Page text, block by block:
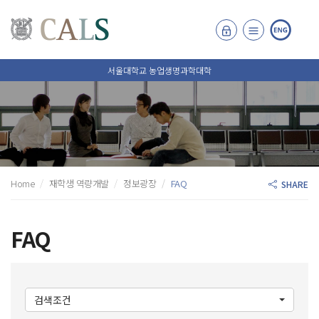
서울대학교 농업생명과학대학
Home 재학생 역량개발 정보광장 FAQ SHARE
FAQ
검색조건